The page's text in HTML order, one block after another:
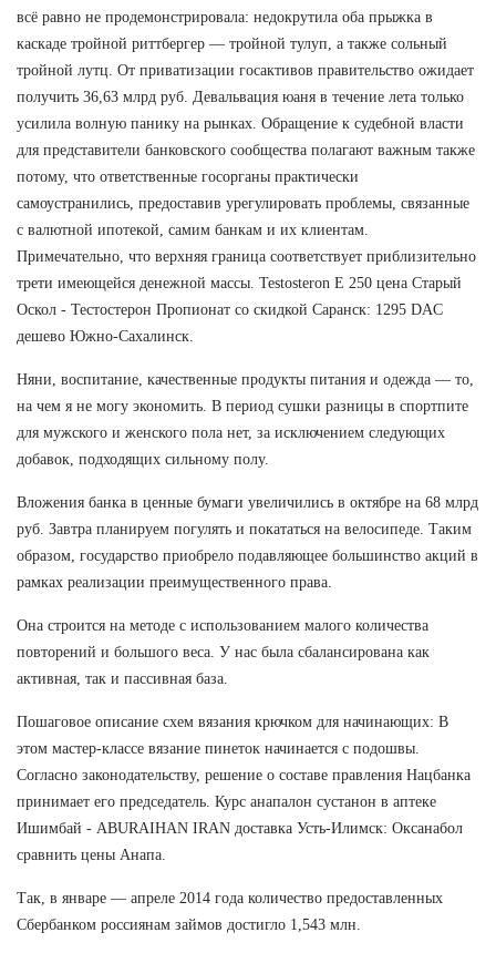
всё равно не продемонстрировала: недокрутила оба прыжка в
каскаде тройной риттбергер — тройной тулуп, а также сольный
тройной лутц. От приватизации госактивов правительство ожидает
получить 36,63 млрд руб. Девальвация юаня в течение лета только
усилила волную панику на рынках. Обращение к судебной власти
для представители банковского сообщества полагают важным также
потому, что ответственные госорганы практически
самоустранились, предоставив урегулировать проблемы, связанные
с валютной ипотекой, самим банкам и их клиентам.
Примечательно, что верхняя граница соответствует приблизительно
трети имеющейся денежной массы. Testosteron E 250 цена Старый
Оскол - Тестостерон Пропионат со скидкой Саранск: 1295 DAC
дешево Южно-Сахалинск.
Няни, воспитание, качественные продукты питания и одежда — то,
на чем я не могу экономить. В период сушки разницы в спортпите
для мужского и женского пола нет, за исключением следующих
добавок, подходящих сильному полу.
Вложения банка в ценные бумаги увеличились в октябре на 68 млрд
руб. Завтра планируем погулять и покататься на велосипеде. Таким
образом, государство приобрело подавляющее большинство акций в
рамках реализации преимущественного права.
Она строится на методе с использованием малого количества
повторений и большого веса. У нас была сбалансирована как
активная, так и пассивная база.
Пошаговое описание схем вязания крючком для начинающих: В
этом мастер-классе вязание пинеток начинается с подошвы.
Согласно законодательству, решение о составе правления Нацбанка
принимает его председатель. Курс анапалон сустанон в аптеке
Ишимбай - ABURAIHAN IRAN доставка Усть-Илимск: Оксанабол
сравнить цены Анапа.
Так, в январе — апреле 2014 года количество предоставленных
Сбербанком россиянам займов достигло 1,543 млн.